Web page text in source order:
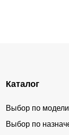
Каталог
Выбор по модели
Выбор по